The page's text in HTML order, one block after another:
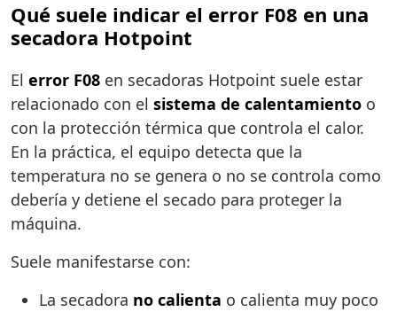
Qué suele indicar el error F08 en una
secadora Hotpoint
El error F08 en secadoras Hotpoint suele estar
relacionado con el sistema de calentamiento o
con la protección térmica que controla el calor.
En la práctica, el equipo detecta que la
temperatura no se genera o no se controla como
debería y detiene el secado para proteger la
máquina.
Suele manifestarse con:
La secadora no calienta o calienta muy poco